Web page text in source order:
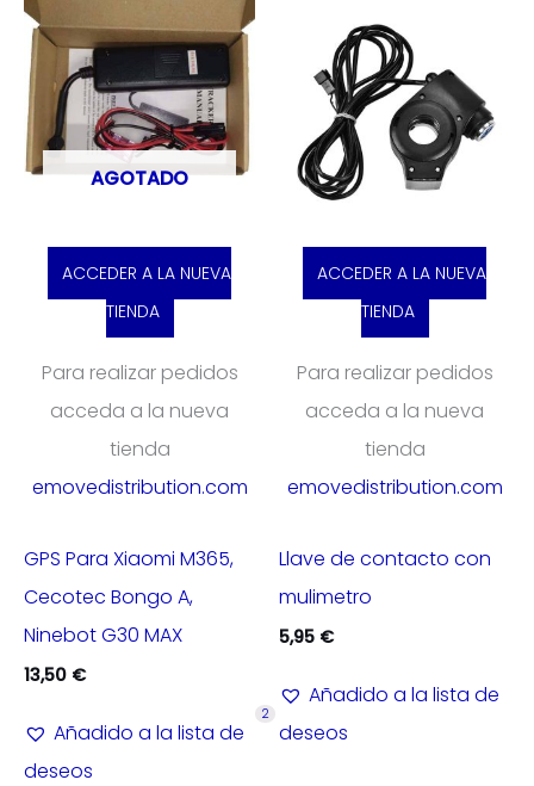
AGOTADO
ACCEDER A LA NUEVA
TIENDA
Para realizar pedidos
acceda a la nueva
tienda
emovedistribution.com
GPS Para Xiaomi M365,
Cecotec Bongo A,
Ninebot G30 MAX
13,50 €
Añadido a la lista de
deseos
2
ACCEDER A LA NUEVA
TIENDA
Para realizar pedidos
acceda a la nueva
tienda
emovedistribution.com
Llave de contacto con
mulimetro
5,95 €
Añadido a la lista de
deseos